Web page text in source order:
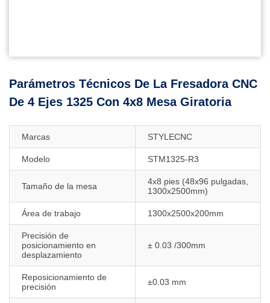
Parámetros Técnicos De La Fresadora CNC
De 4 Ejes 1325 Con 4x8 Mesa Giratoria
Marcas STYLECNC
Modelo STM1325-R3
Tamaño de la mesa
4x8 pies (48x96 pulgadas,
1300x2500mm)
Área de trabajo 1300x2500x200mm
Precisión de
posicionamiento en
desplazamiento
± 0.03 /300mm
Reposicionamiento de
precisión
±0.03 mm